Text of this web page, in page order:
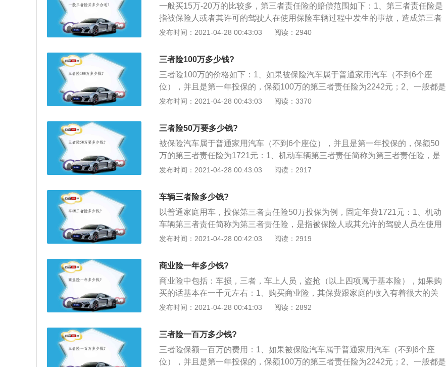
一般买15万-20万的比较多，第三者责任险的赔偿范围如下：1、第三者责任险是
指被保险人或者其许可的驾驶人在使用保险车辆过程中发生的事故，造成第三者
人身伤害或者财产直接损失，由保险公司对被保险人的经济责任赔偿；2、同
当在赔偿责任限额之外进行赔偿，但最高不得超过赔偿责任限额的30%；3、第
三者责任险每次事故的最高赔偿限额是保险人计算保险费的依据，也是保险人责
任险每次事故的最高赔偿限额。
发布时间：2021-04-28 00:43:03 阅读：2940
三者险100万多少钱?
三者险100万的价格如下：1、如果被保险汽车属于普通家用汽车（不到6个座
位），并且是第一年投保的，保额100万的第三者责任险为2242元；2、一般都是
4S店帮车主购买的所谓全险，交强险一年的费用是950元，第三者险（100万）
5.4元；3、这个主要是针对新车或车价稍贵的车主，经济宽裕的车主选择这个保
险也是不错的选择。
发布时间：2021-04-28 00:43:03 阅读：3370
三者险50万要多少钱?
被保险汽车属于普通家用汽车（不到6个座位），并且是第一年投保的，保额50
万的第三者责任险为1721元：1、机动车辆第三者责任简称为第三者责任险，是
指被保险人或其允许的驾驶人员在使用保险车辆过程中发生意外事故，致使第三
司负责赔偿；2、同时，若经保险公司书面同意，被保险人因此发生仲裁或诉讼
费用的，保险公司在责任限额以外赔偿，但最高不超过责任限额的30%。绝大多
数的地方政府将第三者责任险列为强制保险险种，不买这个保险，机动车便上不
了牌也不能年检；3、以往绝大多数的地方政府将第三者责任险列为强制保险险
种，不买这个保险，机动车便上不了牌也不能年检。在机动车交通强制保险（简
者的财产损失和医疗费用部分赔偿较低，可考虑购买第三者责任险作为交强险的
补充。
发布时间：2021-04-28 00:43:03 阅读：2917
车辆三者险多少钱?
以普通家庭用车，投保第三者责任险50万投保为例，固定年费1721元：1、机动
车辆第三者责任简称为第三者责任险，是指被保险人或其允许的驾驶人员在使用
保险车辆过程中发生意外事故，致使第三者遭受人身伤亡或财产直接损毁，依法
意，被保险人因此发生仲裁或诉讼费用的，保险公司在责任限额以外赔偿，但最
高不超过责任限额的30%。绝大多数的地方政府将第三者责任险列为强制保险险
种，不买这个保险，机动车便上不了牌也不能年检；3、以往绝大多数的地方政
府将第三者责任险列为强制保险险种，不买这个保险，机动车便上不了牌也不能
年检。在机动车交通强制保险（简称交强险）出台后，第三者责任险已成为非强
虑购买第三者责任险作为交强险的补充。
发布时间：2021-04-28 00:42:03 阅读：2919
商业险一年多少钱?
商业险中包括：车损，三者，车上人员，盗抢（以上四项属于基本险），如果购
买的话基本在一千元左右：1、购买商业险，其保费跟家庭的收入有着很大的关
系。如果保额越高，其保费也就越高。所以，再保险行业中，有一个双十原则，
小红的年收入是10万，那么，小红购买商业险的保额至少要做到100万，要保证
发生意外是可以在原有的生活水平维持十年；3、而商业险的年交保费最好是不
超过1万，如果保费超过1万，对于小红来说其压力会很大。
发布时间：2021-04-28 00:41:03 阅读：2892
三者险一百万多少钱?
三者险保额一百万的费用：1、如果被保险汽车属于普通家用汽车（不到6个座
位），并且是第一年投保的，保额100万的第三者责任险为2242元；2、一般都是